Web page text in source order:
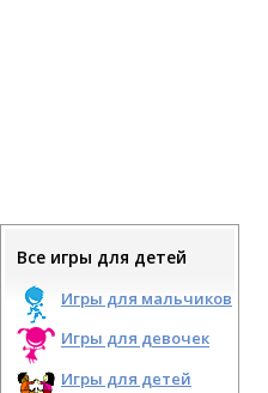
Все игры для детей
Игры для мальчиков
Игры для девочек
Игры для детей